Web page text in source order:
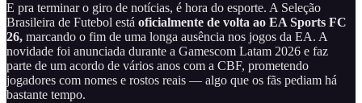
E pra terminar o giro de notícias, é hora do esporte. A Seleção
Brasileira de Futebol está oficialmente de volta ao EA Sports FC
26, marcando o fim de uma longa ausência nos jogos da EA. A
novidade foi anunciada durante a Gamescom Latam 2026 e faz
parte de um acordo de vários anos com a CBF, prometendo
jogadores com nomes e rostos reais — algo que os fãs pediam há
bastante tempo.